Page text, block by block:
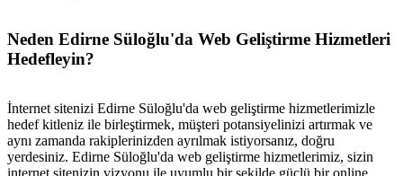
Neden Edirne Süloğlu'da Web Geliştirme Hizmetleri
Hedefleyin?
İnternet sitenizi Edirne Süloğlu'da web geliştirme hizmetlerimizle
hedef kitleniz ile birleştirmek, müşteri potansiyelinizi artırmak ve
aynı zamanda rakiplerinizden ayrılmak istiyorsanız, doğru
yerdesiniz. Edirne Süloğlu'da web geliştirme hizmetlerimiz, sizin
internet sitenizin vizyonu ile uyumlu bir şekilde güçlü bir online